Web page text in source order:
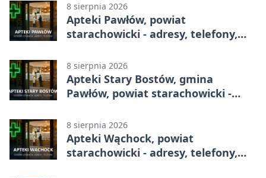
8 sierpnia 2026
Apteki Pawłów, powiat
starachowicki - adresy, telefony,
8 sierpnia 2026
Apteki Stary Bostów, gmina
Pawłów, powiat starachowicki -
8 sierpnia 2026
Apteki Wąchock, powiat
starachowicki - adresy, telefony,